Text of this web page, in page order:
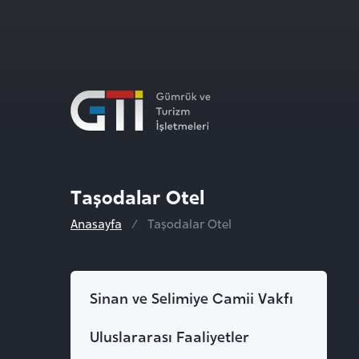
Taşodalar Otel
Anasayfa Taşodalar Otel
Sinan ve Selimiye Camii Vakfı
Uluslararası Faaliyetler